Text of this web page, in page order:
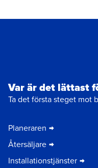
Var är det lättast
Ta det första steget mot
Planeraren
Återsäljare
Installationstjänster